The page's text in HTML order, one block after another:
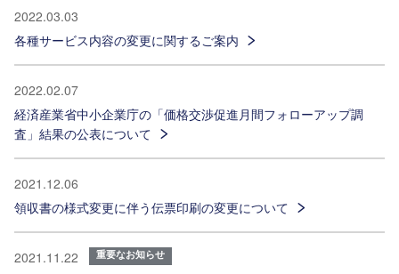
2022.03.03
各種サービス内容の変更に関するご案内
2022.02.07
経済産業省中小企業庁の「価格交渉促進月間フォローアップ調
査」結果の公表について
2021.12.06
領収書の様式変更に伴う伝票印刷の変更について
2021.11.22 重要なお知らせ